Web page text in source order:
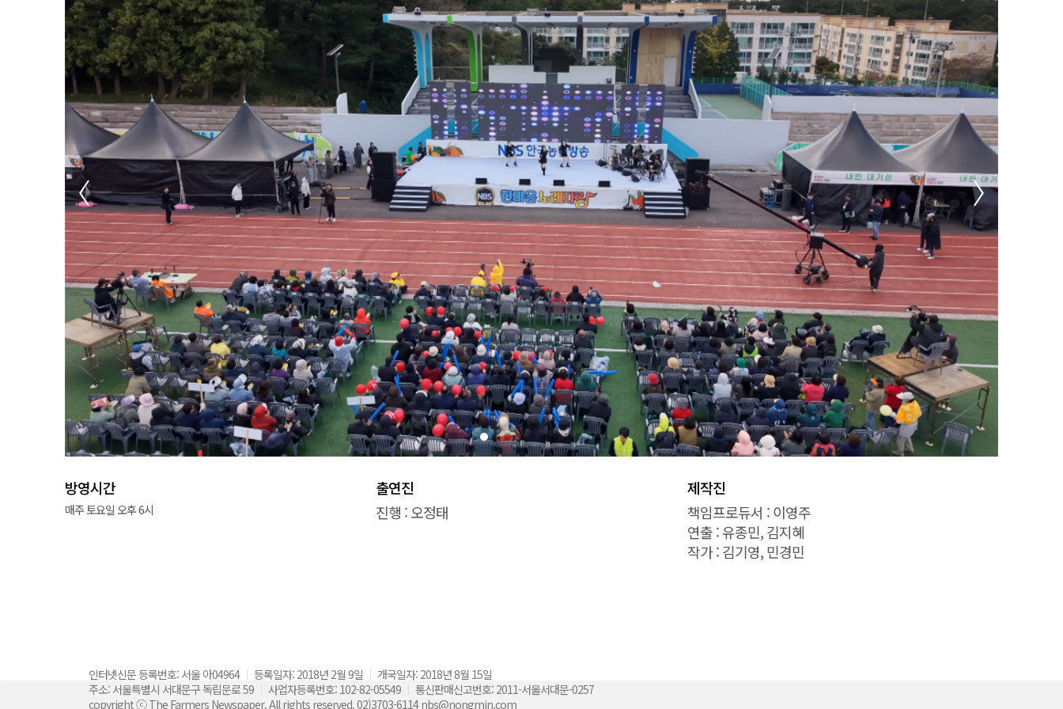
방영시간
매주 토요일 오후 6시
출연진
진행 : 오정태
제작진
책임프로듀서 : 이영주
연출 : 유종민, 김지혜
작가 : 김기영, 민경민
인터넷신문 등록번호: 서울 아04964 등록일자: 2018년 2월 9일
개국일자: 2018년 8월 15일
주소: 서울특별시 서대문구 독립문로 59
사업자등록번호: 102-82-05549
통신판매신고번호: 2011-서울서대문-0257
copyright ⓒ The Farmers Newspaper. All rights reserved. 02)3703-6114 nbs@nongmin.com